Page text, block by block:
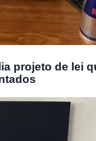
projeto de lei